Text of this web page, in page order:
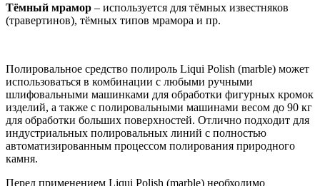
Тёмный мрамор – используется для тёмных известняков
(травертинов), тёмных типов мрамора и пр.
Полировальное средство полироль Liqui Polish (marble) может
использоваться в комбинации с любыми ручными
шлифовальными машинками для обработки фигурных кромок
изделий, а также с полировальными машинами весом до 90 кг
для обработки больших поверхностей. Отлично подходит для
индустриальных полировальных линий с полностью
автоматизированным процессом полирования природного
камня.
Перед применением Liqui Polish (marble) необходимо